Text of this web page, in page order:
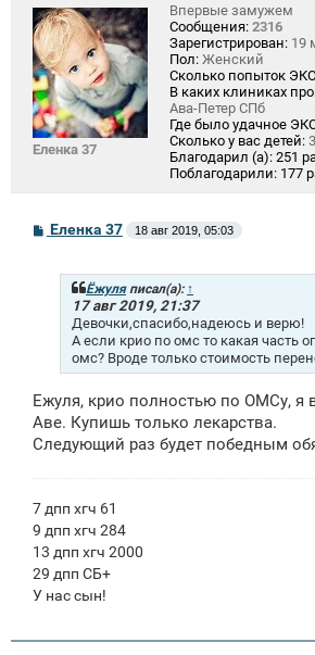
Еленка 37
Впервые замужем
Сообщения: 2316
Зарегистрирован: 19
Пол: Женский
Сколько попыток
В каких клиниках
Ава-Петер СПб
Где было удачное
Сколько у вас детей: 3
Благодарил (а): 251
Поблагодарили: 177
С
о
Еленка 37 18 авг 2019, 05:03
Ёжуляписал(а): ↑
17 авг 2019, 21:37
Девочки,спасибо,надеюсь и верю!
А если крио по омс то какая часть
омс? Вроде только стоимость
Ежуля, крио полностью по ОМСу, я
Аве. Купишь только лекарства.
Следующий раз будет победным
7 дпп хгч 61
9 дпп хгч 284
13 дпп хгч 2000
29 дпп СБ+
У нас сын!